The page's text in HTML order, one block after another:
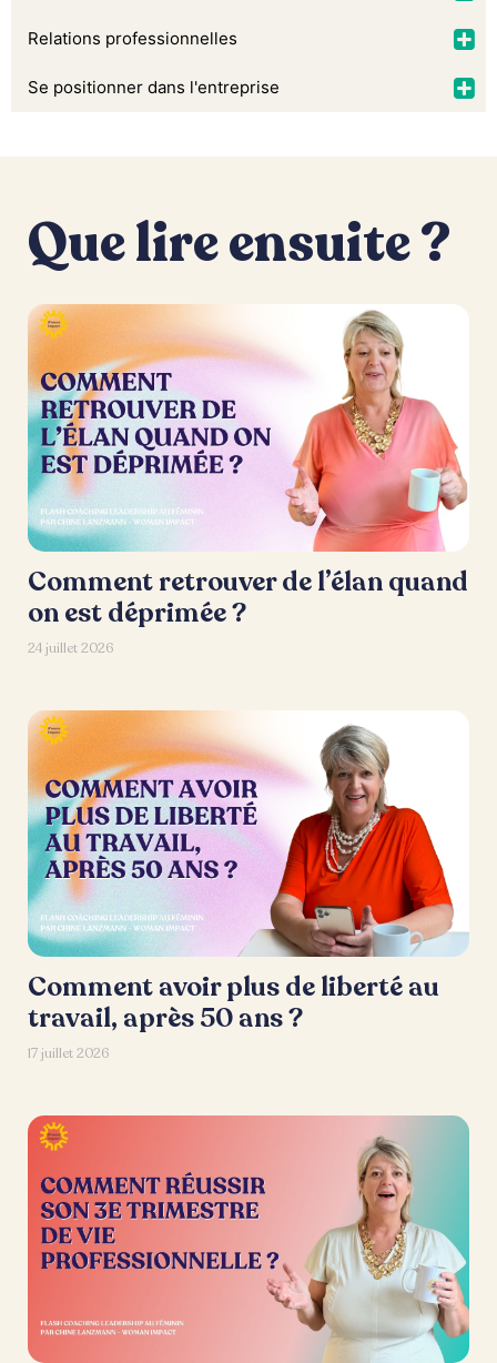
Relations professionnelles
Se positionner dans l'entreprise
Que lire ensuite ?
Comment retrouver de l’élan quand
on est déprimée ?
24 juillet 2026
Comment avoir plus de liberté au
travail, après 50 ans ?
17 juillet 2026